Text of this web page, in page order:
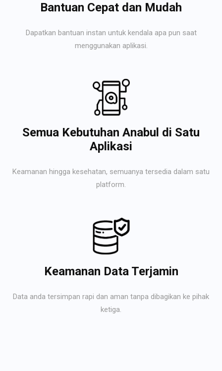
Bantuan Cepat dan Mudah
Dapatkan bantuan instan untuk kendala apa pun saat
menggunakan aplikasi.
Semua Kebutuhan Anabul di Satu
Aplikasi
Keamanan hingga kesehatan, semuanya tersedia dalam satu
platform.
Keamanan Data Terjamin
Data anda tersimpan rapi dan aman tanpa dibagikan ke pihak
ketiga.